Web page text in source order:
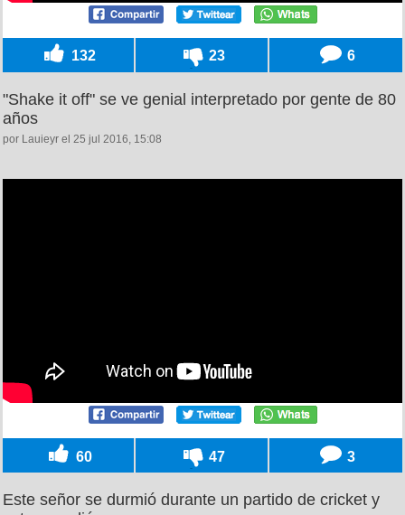
132 23 6
"Shake it off" se ve genial interpretado por gente de 80
años
por Lauieyr el 25 jul 2016, 15:08
60 47 3
Este señor se durmió durante un partido de cricket y